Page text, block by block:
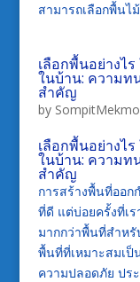
สามารถเลือกพื้น
เลือกพื้นอย่างไ
ในบ้าน: ความท
สำคัญ
by
เลือกพื้นอย่างไ
ในบ้าน: ความท
สำคัญ
การสร้างพื้นที่ออก
ที่ดี แต่บ่อยครั้งที่เ
มากกว่าพื้นที่สำหรั
พื้นที่ที่เหมาะสมเป็
ความปลอดภัย ปร